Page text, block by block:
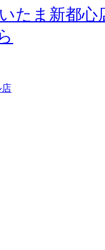
たま新都心
店